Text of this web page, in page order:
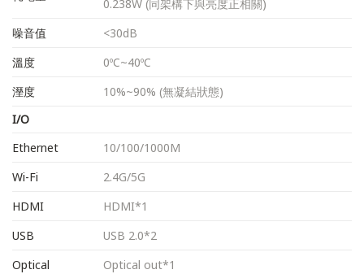
0.238W (同架構下與亮度正相關)
噪音值
<30dB
溫度
0ºC~40ºC
溼度
10%~90% (無凝結狀態)
I/O
Ethernet
10/100/1000M
Wi-Fi
2.4G/5G
HDMI
HDMI*1
USB
USB 2.0*2
Optical
Optical out*1